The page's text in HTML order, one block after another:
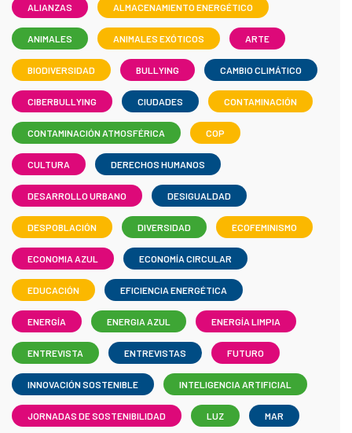
ALIANZAS ALMACENAMIENTO ENERGÉTICO
ANIMALES ANIMALES EXÓTICOS ARTE
BIODIVERSIDAD BULLYING CAMBIO CLIMÁTICO
CIBERBULLYING CIUDADES CONTAMINACIÓN
CONTAMINACIÓN ATMOSFÉRICA COP
CULTURA DERECHOS HUMANOS
DESARROLLO URBANO DESIGUALDAD
DESPOBLACIÓN DIVERSIDAD ECOFEMINISMO
ECONOMIA AZUL ECONOMÍA CIRCULAR
EDUCACIÓN EFICIENCIA ENERGÉTICA
ENERGÍA ENERGIA AZUL ENERGÍA LIMPIA
ENTREVISTA ENTREVISTAS FUTURO
INNOVACIÓN SOSTENIBLE INTELIGENCIA ARTIFICIAL
JORNADAS DE SOSTENIBILIDAD LUZ MAR